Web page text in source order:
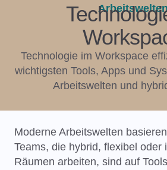
Technologie im Workspace
wichtigsten Tools, Apps und
Arbeitswelten und
Moderne Arbeitswelten
Teams, die hybrid, flexibel oder
Räumen arbeiten, sind auf